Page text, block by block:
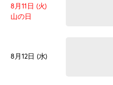
8月11日 (火)
山の日
8月12日 (水)